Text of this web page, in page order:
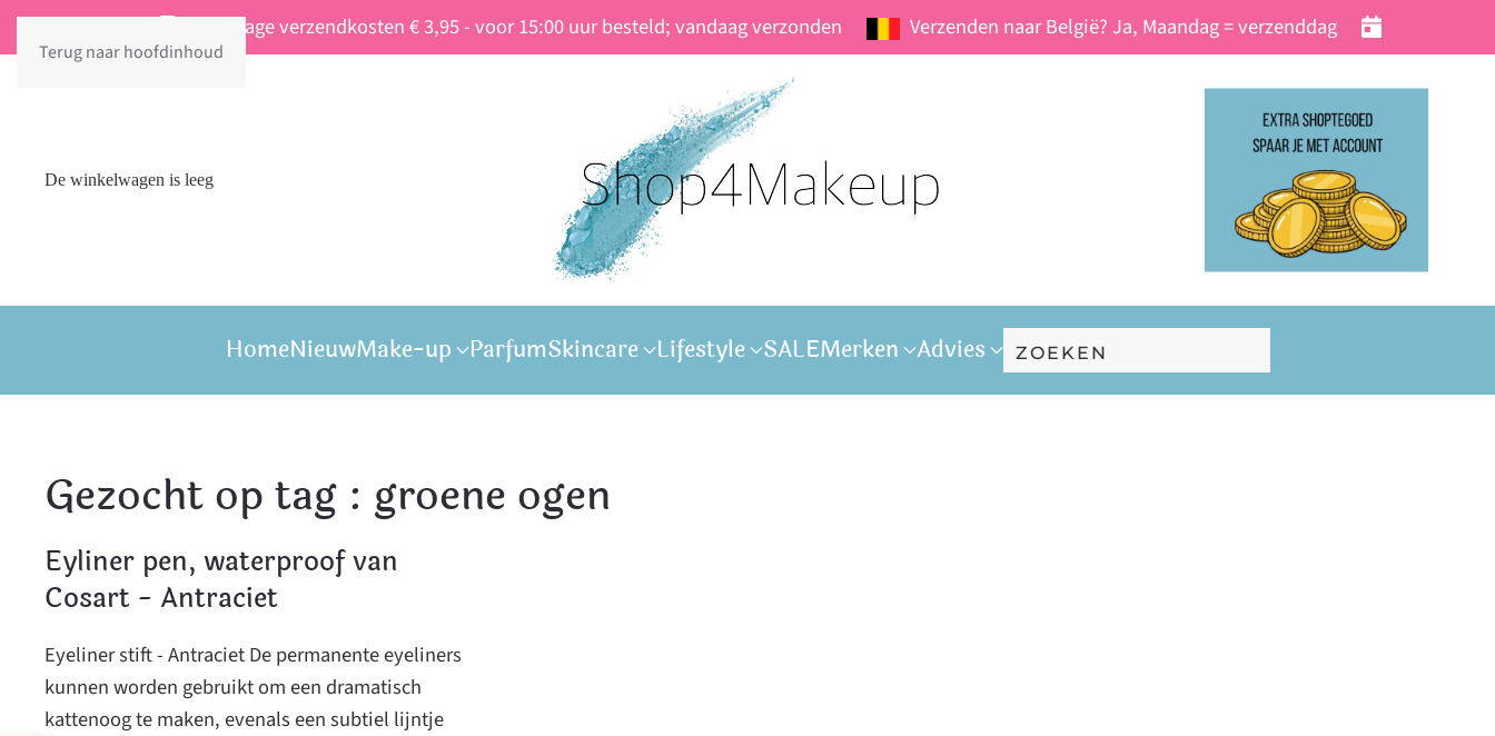
Terug naar hoofdinhoud
Vaste lage verzendkosten € 3,95 - voor 15:00 uur besteld; vandaag verzonden Verzenden naar België? Ja, Maandag = verzenddag
De winkelwagen is leeg
HomeNieuwMake-up ParfumSkincare Lifestyle SALEMerken Advies
Gezocht op tag : groene ogen
Eyliner pen, waterproof van
Cosart - Antraciet
Eyeliner stift - Antraciet De permanente eyeliners
kunnen worden gebruikt om een ​​dramatisch
kattenoog te maken, evenals een subtiel lijntje